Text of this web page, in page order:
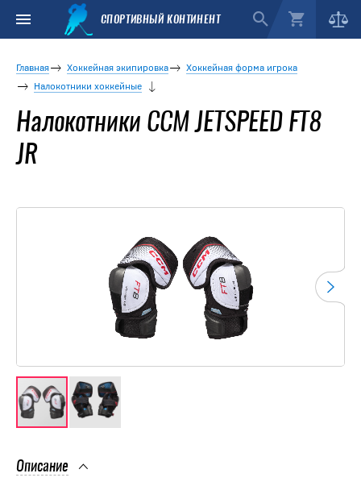
СПОРТИВНЫЙ КОНТИНЕНТ
Главная Хоккейная экипировка
Хоккейная форма игрока
Налокотники хоккейные
Налокотники CCM JETSPEED FT8
JR
Описание